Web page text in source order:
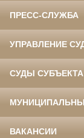
ПРЕСС-СЛУЖБА
УПРАВЛЕНИЕ
СУДЫ
ВАКАНСИИ